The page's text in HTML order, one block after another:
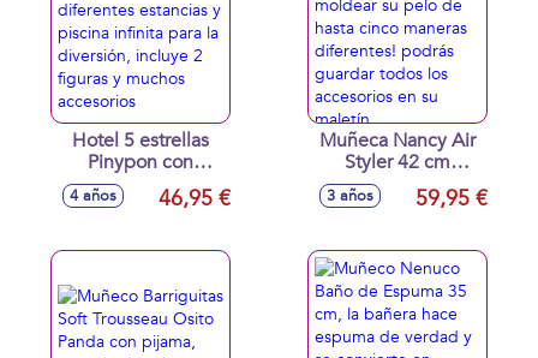
Hotel 5 estrellas
Pinypon con
diferentes
estancias y piscina
diversión, incluye 2
accesorios
4 años 46,95 €
Muñeca Nancy Air
Styler 42 cm
¡podrás moldear su
pelo de hasta cinco
podrás guardar
todos los
accesorios en su
maletín
3 años 59,95 €